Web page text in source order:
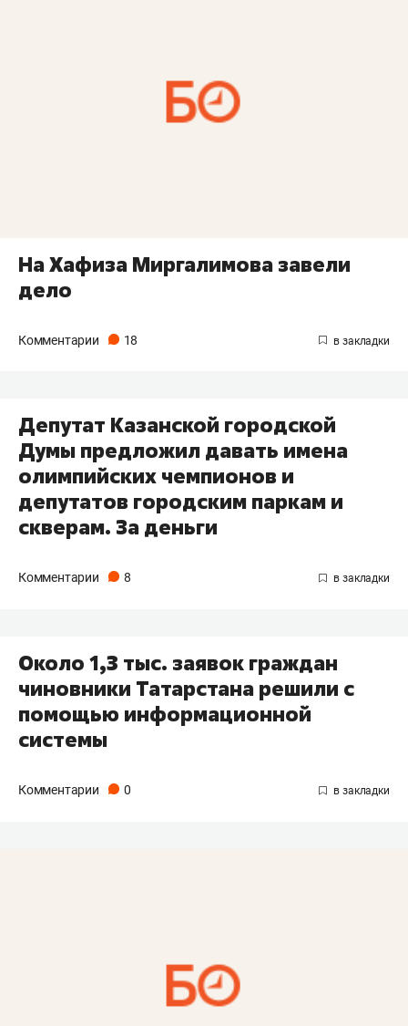
На Хафиза Миргалимова завели
дело
Комментарии 18
Депутат Казанской городской
Думы предложил давать имена
олимпийских чемпионов и
депутатов городским паркам и
скверам. За деньги
Комментарии 8
Около 1,3 тыс. заявок граждан
чиновники Татарстана решили с
помощью информационной
системы
Комментарии 0